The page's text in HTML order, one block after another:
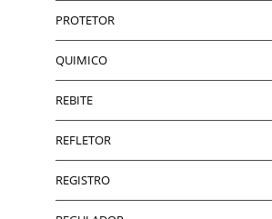
PROTETOR
QUIMICO
REBITE
REFLETOR
REGISTRO